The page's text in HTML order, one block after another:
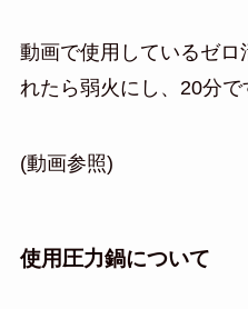
動画で使用しているゼ
れたら弱火にし、20分で
(動画参照)
使用圧力鍋について